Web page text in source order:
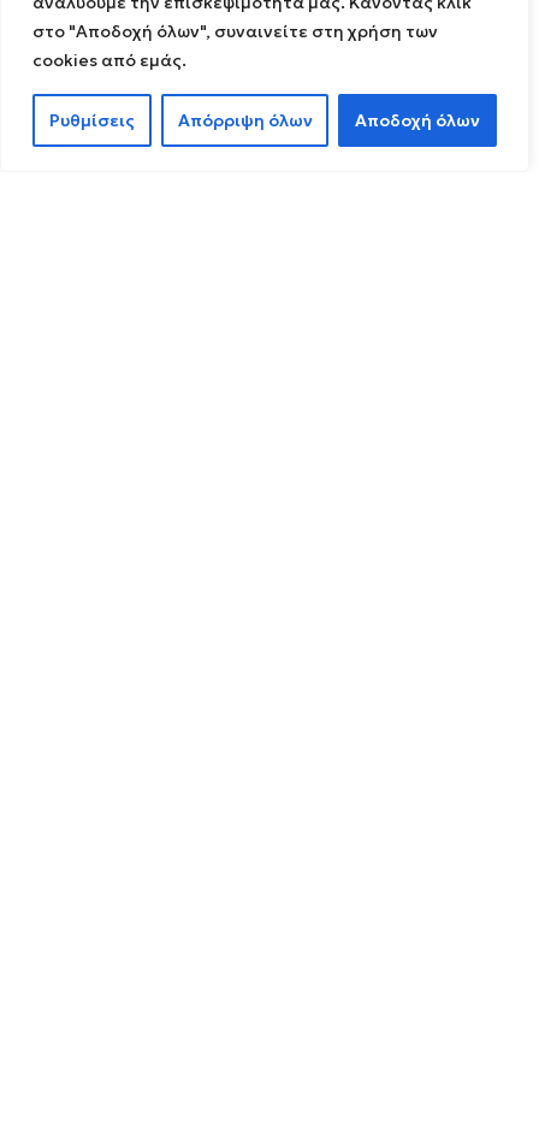
στο "Αποδοχή όλων", συναινείτε στη χρήση των
cookies από εμάς.
Ρυθμίσεις Απόρριψη όλων Αποδοχή όλων